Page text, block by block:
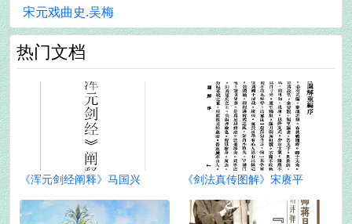
宋元戏曲史.吴梅
热门文档
《浑元剑经阐释》马国兴 《剑法真传图解》宋赓平